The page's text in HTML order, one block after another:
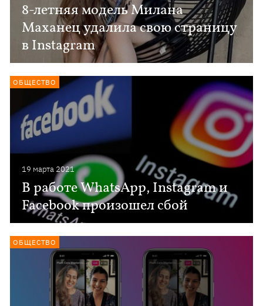
8-летняя модель Милана
Маханец удалила свою страницу
в Instagram
19 марта 2021
В работе WhatsApp, Instagram и
Facebook произошел сбой
ОБЩЕСТВО
ОБЩЕСТВО